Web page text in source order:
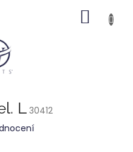
L 30412